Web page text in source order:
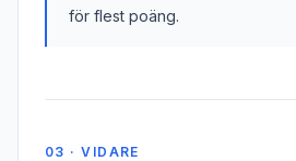
för flest poäng.
03 · VIDARE